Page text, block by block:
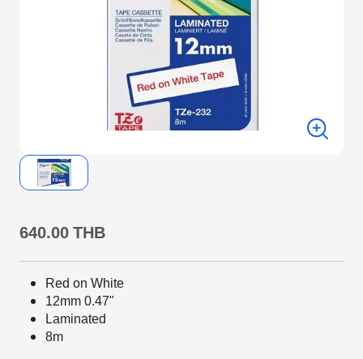
640.00 THB
Red on White
12mm 0.47"
Laminated
8m